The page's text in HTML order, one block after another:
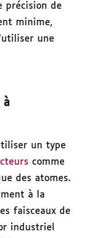
précision de
minime,
une
à
un type
comme
des atomes.
à la
faisceaux de
industriel